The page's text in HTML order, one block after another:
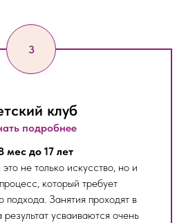
клуб
подробнее
мес до 17 лет
не только искусство, но и
который требует
подхода. Занятия проходят в
усваиваются очень